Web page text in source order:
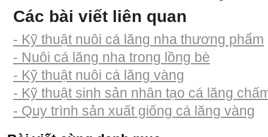
Các bài viết liên quan
- Kỹ thuật nuôi cá lăng nha thương phẩm
- Nuôi cá lăng nha trong lồng bè
- Kỹ thuật nuôi cá lăng vàng
- Kỹ thuật sinh sản nhân tạo cá lăng
- Quy trình sản xuất giống cá lăng vàng